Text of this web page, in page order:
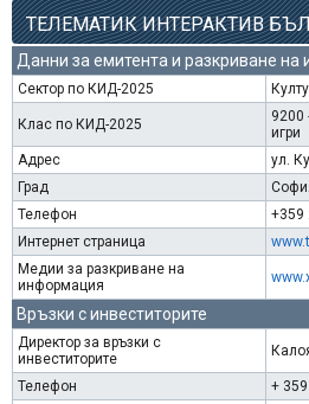
Данни за емитента и разкриване
Сектор по КИД-2025
Клас по КИД-2025
9200
игри
Адрес
ул.
Град
Телефон
+359
Интернет страница
Медии за разкриване на
информация
Връзки с инвеститорите
Директор за връзки с
инвеститорите
Телефон
+